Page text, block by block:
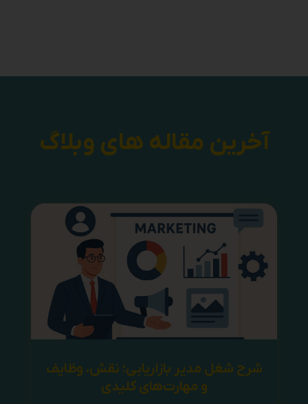
آخرین مقاله های وبلاگ
شرح شغل مدیر بازاریابی؛ نقش، وظایف
و مهارت‌های کلیدی